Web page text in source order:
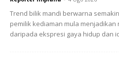
Ads
Trend bilik mandi berwarna
pemilik kediaman mula
daripada ekspresi gaya hidup dan